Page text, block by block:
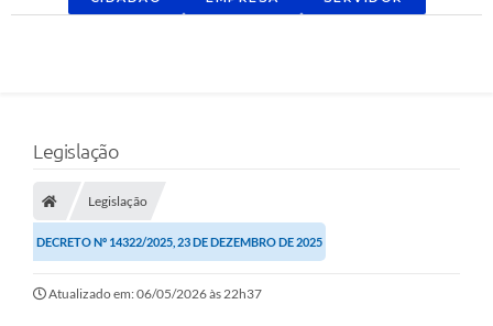
Legislação
Legislação
DECRETO Nº 14322/2025, 23 DE DEZEMBRO DE 2025
Atualizado em: 06/05/2026 às 22h37